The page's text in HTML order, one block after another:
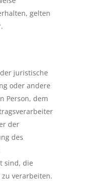
gelten
juristische
oder andere
Person, dem
der
des
sind, die
verarbeiten.